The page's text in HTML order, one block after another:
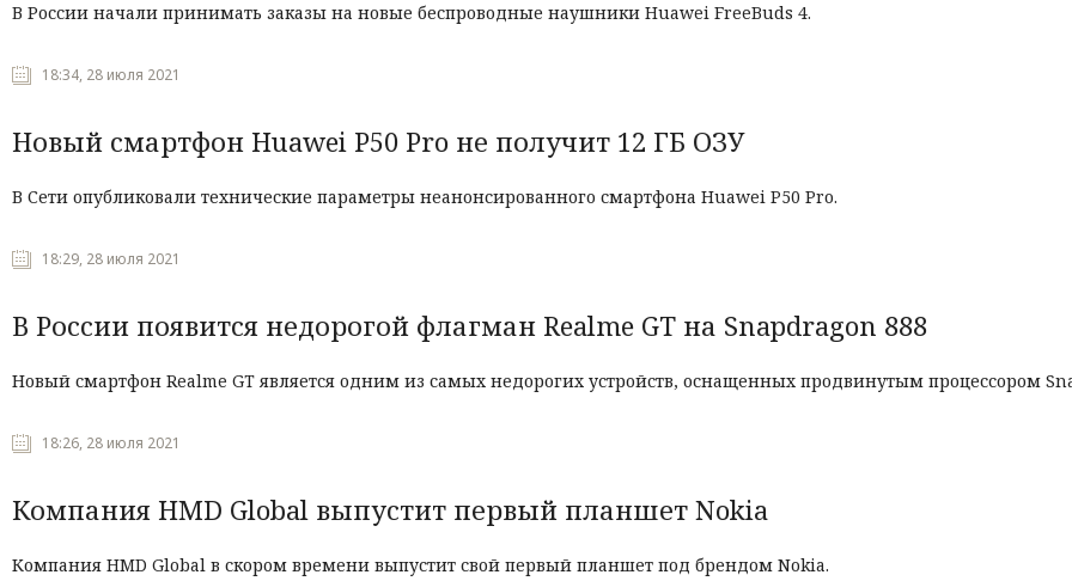
В России начали принимать заказы на новые беспроводные наушники Huawei FreeBuds 4.
18:34, 28 июля 2021
Новый смартфон Huawei P50 Pro не получит 12 ГБ ОЗУ
В Сети опубликовали технические параметры неанонсированного смартфона Huawei P50 Pro.
18:29, 28 июля 2021
В России появится недорогой флагман Realme GT на Snapdragon 888
Новый смартфон Realme GT является одним из самых недорогих устройств, оснащенных продвинутым процессором
18:26, 28 июля 2021
Компания HMD Global выпустит первый планшет Nokia
Компания HMD Global в скором времени выпустит свой первый планшет под брендом Nokia.